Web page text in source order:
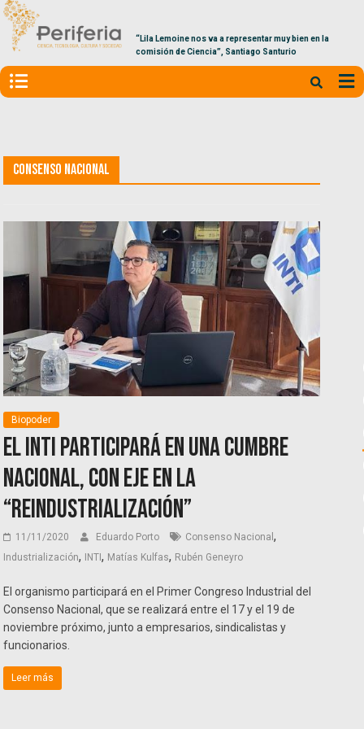
“Lila Lemoine nos va a representar muy bien en la
comisión de Ciencia”, Santiago Santurio
Consenso Nacional
Biopoder
El INTI participará en una cumbre
nacional, con eje en la
“reindustrialización”
11/11/2020 Eduardo Porto Consenso Nacional,
Industrialización, INTI, Matías Kulfas, Rubén Geneyro
El organismo participará en el Primer Congreso Industrial del
Consenso Nacional, que se realizará entre el 17 y el 19 de
noviembre próximo, junto a empresarios, sindicalistas y
funcionarios.
Leer más